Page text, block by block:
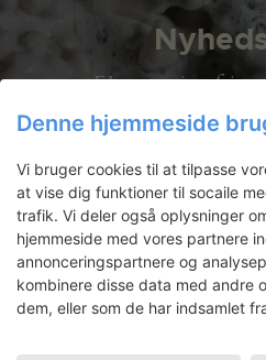
Få
og artikler direkte
Denne hjemmeside
Vi bruger cookies til at tilpasse
at vise dig funktioner til socaile
trafik. Vi deler også oplysninger
hjemmeside med vores partnere
annonceringspartnere og
kombinere disse data med andre
dem, eller som de har indsamlet